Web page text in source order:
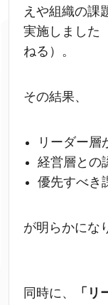
えや組織の課
実施しました
ねる）。
その結果、
リーダー層
経営層との
優先すべき
が明らかにな
同時に、
「